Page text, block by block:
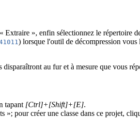
Extraire », enfin sélectionnez le répertoire
) lorsque l'outil de décompression vous
disparaîtront au fur et à mesure que vous
tapant [Ctrl]+[Shift]+[E].
»; pour créer une classe dans ce projet,